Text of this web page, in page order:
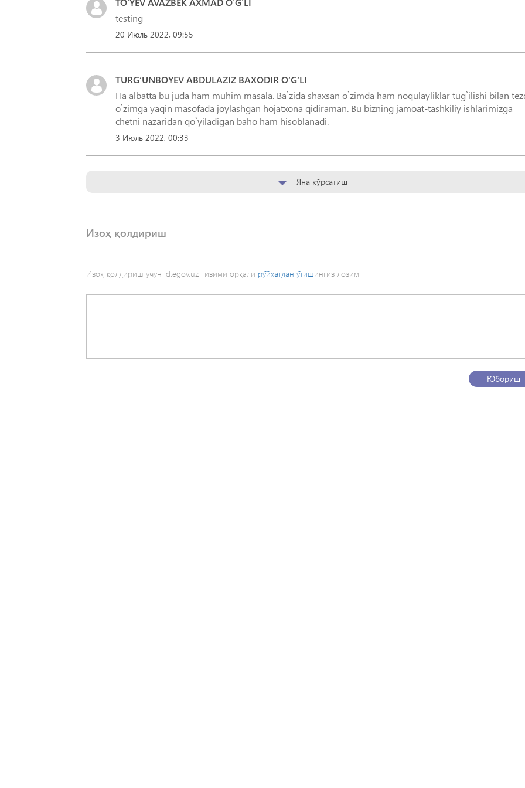
testing
20 Июль 2022, 09:55
TURG‘UNBOYEV ABDULAZIZ BAXODIR O‘G‘LI
Ha albatta bu juda ham muhim masala. Ba`zida shaxsan o`zimda ham noqulayliklar tug`ilishi bilan
o`zimga yaqin masofada joylashgan hojatxona qidiraman. Bu bizning jamoat-tashkiliy ishlarimizga
chetni nazaridan qo`yiladigan baho ham hisoblanadi.
3 Июль 2022, 00:33
Яна кўрсатиш
Изоҳ қолдириш
Изоҳ қолдириш учун id.egov.uz тизими орқали рўйхатдан ўтишингиз лозим
Юбориш